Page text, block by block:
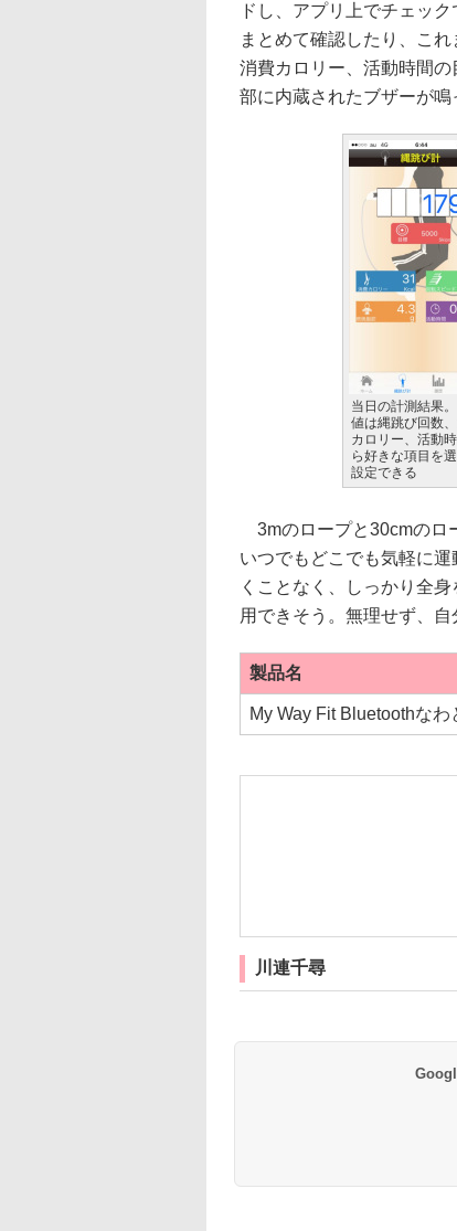
ドし、アプリ上でチェッ
まとめて確認したり、こ
消費カロリー、活動時間
部に内蔵されたブザーが鳴
当日の計測結果
値は縄跳び回数
カロリー、活動
ら好きな項目を
設定できる
3mのロープと30cmのロ
いつでもどこでも気軽に
くことなく、しっかり全
用できそう。無理せず、
製品名
My Way Fit Bluetoothなわ
川連千尋